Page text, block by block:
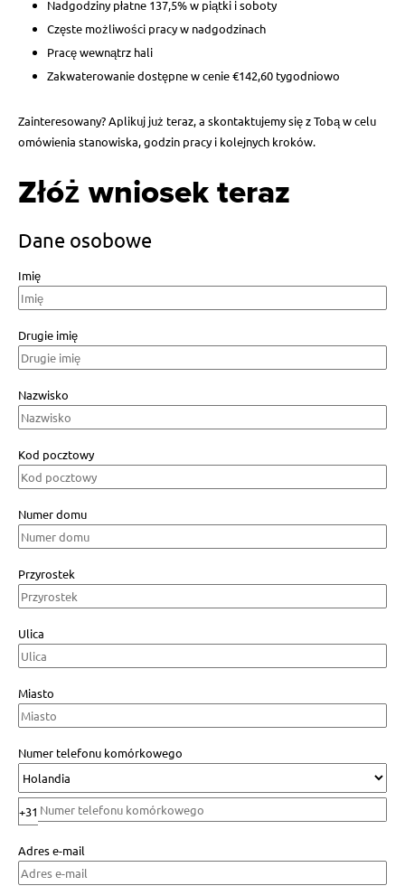
Nadgodziny płatne 137,5% w piątki i soboty
Częste możliwości pracy w nadgodzinach
Pracę wewnątrz hali
Zakwaterowanie dostępne w cenie €142,60 tygodniowo
Zainteresowany? Aplikuj już teraz, a skontaktujemy się z Tobą w celu
omówienia stanowiska, godzin pracy i kolejnych kroków.
Złóż wniosek teraz
Dane osobowe
Imię
Drugie imię
Nazwisko
Kod pocztowy
Numer domu
Przyrostek
Ulica
Miasto
Numer telefonu komórkowego
+31
Adres e-mail